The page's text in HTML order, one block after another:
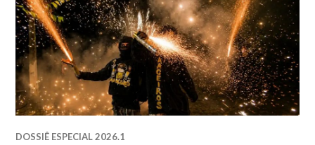
DOSSIÊ ESPECIAL 2026.1